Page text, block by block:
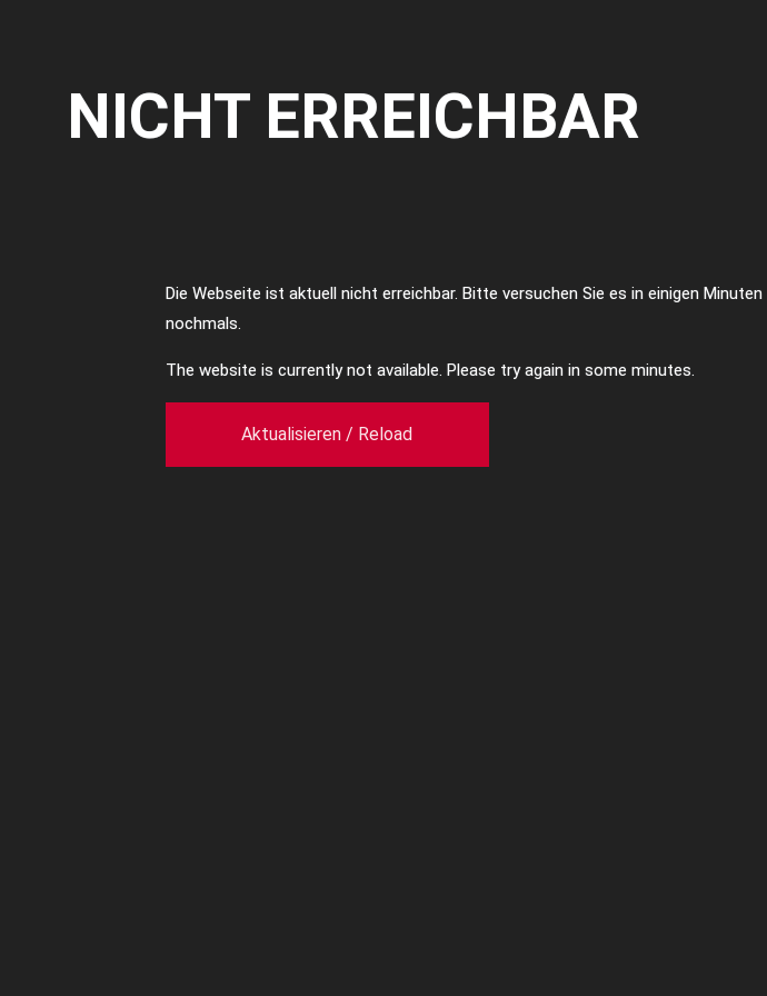
NICHT ERREICHBAR
Die Webseite ist aktuell nicht erreichbar. Bitte versuchen Sie es in einigen Minuten
nochmals.
The website is currently not available. Please try again in some minutes.
Aktualisieren / Reload